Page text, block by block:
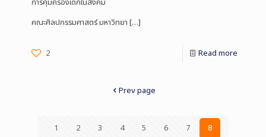
คณะศิลปกรรมศาสตร์ มหาวิทยา […]
2 Read more
Prev page
1 2 3 4 5 6 7
8